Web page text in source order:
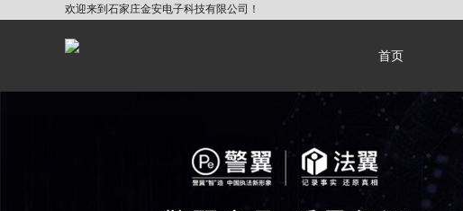
欢迎来到石家庄金安电子科技有限公司！
首页